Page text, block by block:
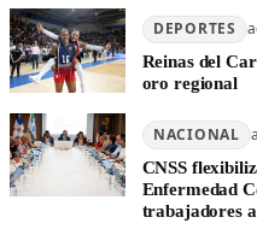
DEPORTES
Reinas del
oro regional
NACIONAL
CNSS
Enfermedad
trabajadores